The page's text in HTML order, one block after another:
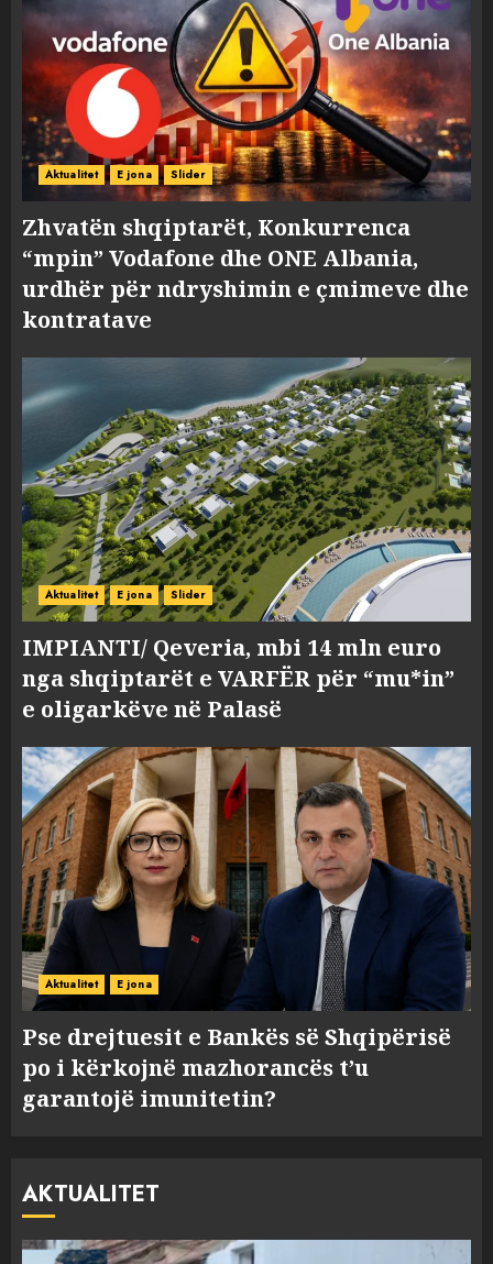
Aktualitet E jona Slider
Zhvatën shqiptarët, Konkurrenca
“mpin” Vodafone dhe ONE Albania,
urdhër për ndryshimin e çmimeve dhe
kontratave
Aktualitet E jona Slider
IMPIANTI/ Qeveria, mbi 14 mln euro
nga shqiptarët e VARFËR për “mu*in”
e oligarkëve në Palasë
Aktualitet E jona
Pse drejtuesit e Bankës së Shqipërisë
po i kërkojnë mazhorancës t’u
garantojë imunitetin?
AKTUALITET